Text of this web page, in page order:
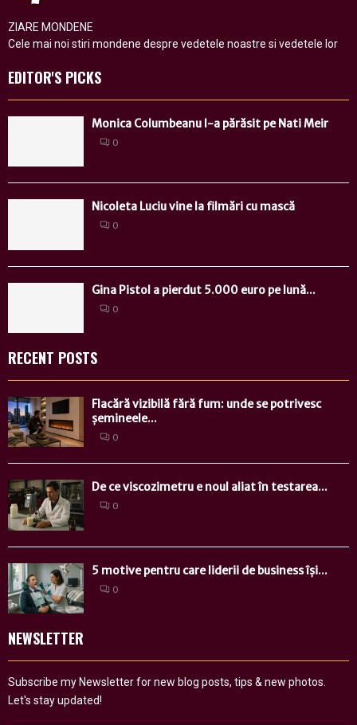
ZIARE MONDENE
Cele mai noi stiri mondene despre vedetele noastre si vedetele lor
EDITOR'S PICKS
Monica Columbeanu l-a părăsit pe Nati Meir
0
Nicoleta Luciu vine la filmări cu mască
0
Gina Pistol a pierdut 5.000 euro pe lună...
0
RECENT POSTS
Flacără vizibilă fără fum: unde se potrivesc
șemineele...
0
De ce viscozimetru e noul aliat în testarea...
0
5 motive pentru care liderii de business își...
0
NEWSLETTER
Subscribe my Newsletter for new blog posts, tips & new photos.
Let's stay updated!